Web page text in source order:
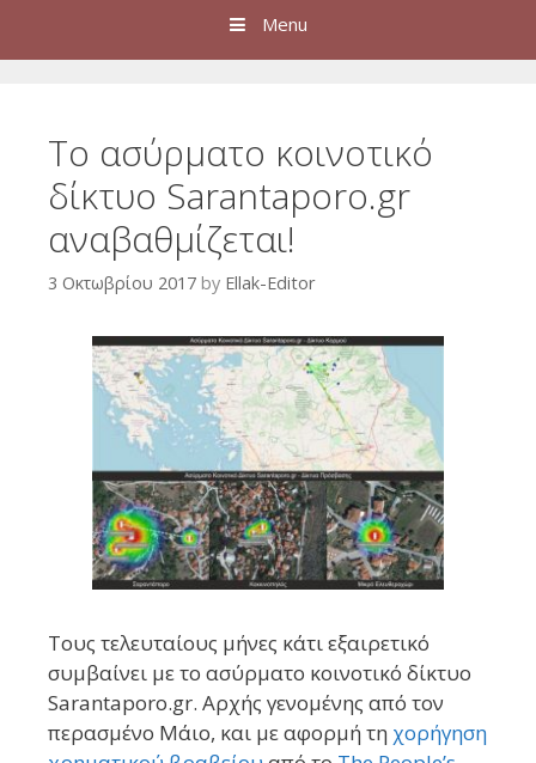
Menu
Το ασύρματο κοινοτικό
δίκτυο Sarantaporo.gr
αναβαθμίζεται!
3 Οκτωβρίου 2017 by Ellak-Editor
Τους τελευταίους μήνες κάτι εξαιρετικό
συμβαίνει με το ασύρματο κοινοτικό δίκτυο
Sarantaporo.gr. Αρχής γενομένης από τον
περασμένο Μάιο, και με αφορμή τη χορήγηση